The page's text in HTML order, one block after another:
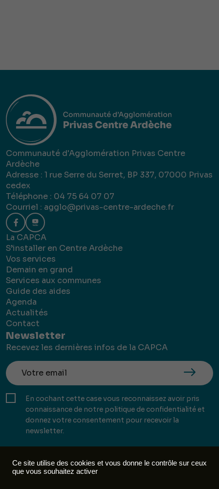
Communauté d'Agglomération Privas Centre
Ardèche
Adresse : 1 rue Serre du Serret, BP 337, 07000 Privas
cedex
Téléphone : 04 75 64 07 07
Courriel : agglo@privas-centre-ardeche.fr
La CAPCA
S’installer en Centre Ardèche
Vos services
Demain en grand
Services aux communes
Guide des aides
Agenda
Actualités
Contact
Newsletter
Recevez les dernières infos de la CAPCA
En cochant cette case vous reconnaissez avoir pris
connaissance de notre politique de confidentialité et
donnez votre consentement pour recevoir la
newsletter.
Ce site utilise des cookies et vous donne le contrôle sur ceux
que vous souhaitez activer